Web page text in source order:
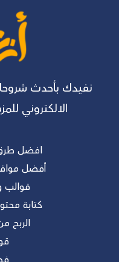
نفيدك بأحدث
الالكتروني
افضل طرق
أفضل
قوالب
كتابة
الربح